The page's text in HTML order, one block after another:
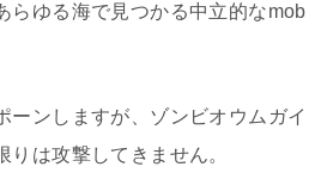
らゆる海で見つかる中立的なmob
ーンしますが、ゾンビオウムガイ
は攻撃してきません。